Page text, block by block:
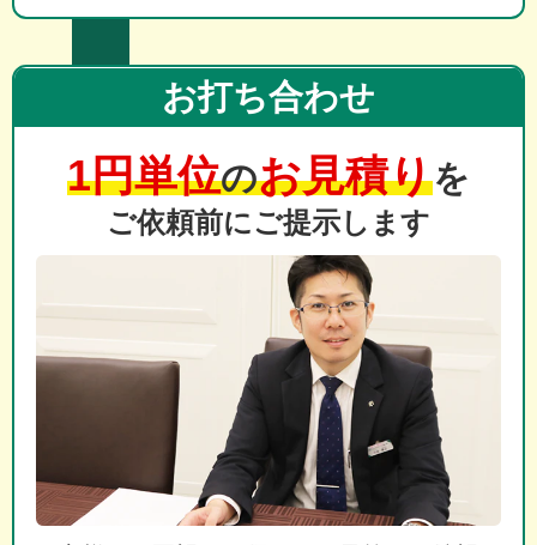
お打ち合わせ
1円単位のお見積りを
ご依頼前にご提示します